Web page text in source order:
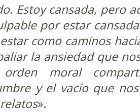
Estoy cansada, pero
por estar
como caminos
la ansiedad que
moral
y el vacío que
».